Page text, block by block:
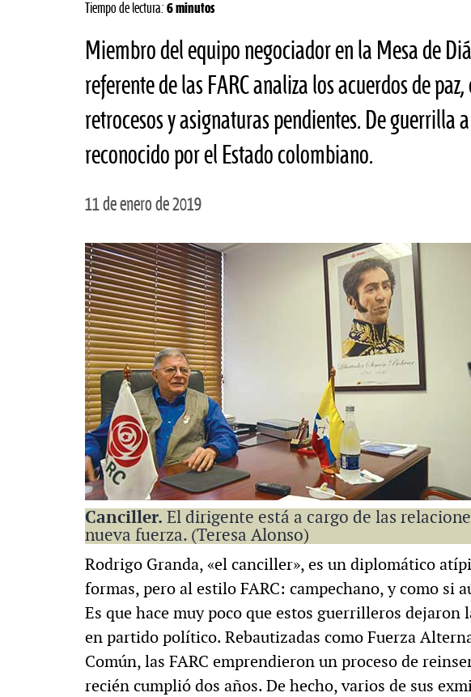
Tiempo de lectura: 6 minutos
Miembro del equipo negociador en la Mesa de
referente de las FARC analiza los acuerdos de
retrocesos y asignaturas pendientes. De guerrilla
reconocido por el Estado colombiano.
11 de enero de 2019
Canciller. El dirigente está a cargo de las
nueva fuerza. (Teresa Alonso)
Rodrigo Granda, «el canciller», es un diplomático
formas, pero al estilo FARC: campechano, y como si
Es que hace muy poco que estos guerrilleros dejaron
en partido político. Rebautizadas como Fuerza
Común, las FARC emprendieron un proceso de
recién cumplió dos años. De hecho, varios de sus